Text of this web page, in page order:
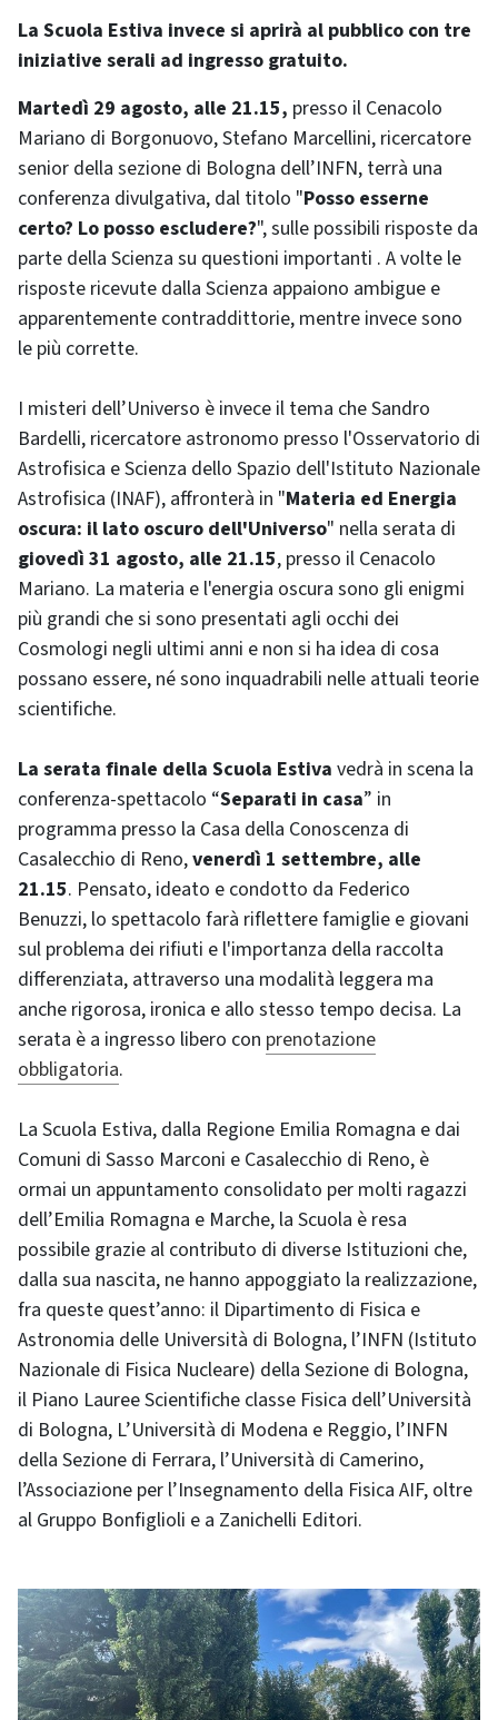
La Scuola Estiva invece si aprirà al pubblico con tre
iniziative serali ad ingresso gratuito.
Martedì 29 agosto, alle 21.15, presso il Cenacolo
Mariano di Borgonuovo, Stefano Marcellini, ricercatore
senior della sezione di Bologna dell’INFN, terrà una
conferenza divulgativa, dal titolo "Posso esserne
certo? Lo posso escludere?", sulle possibili risposte da
parte della Scienza su questioni importanti . A volte le
risposte ricevute dalla Scienza appaiono ambigue e
apparentemente contraddittorie, mentre invece sono
le più corrette.
I misteri dell’Universo è invece il tema che Sandro
Bardelli, ricercatore astronomo presso l'Osservatorio di
Astrofisica e Scienza dello Spazio dell'Istituto Nazionale
Astrofisica (INAF), affronterà in "Materia ed Energia
oscura: il lato oscuro dell'Universo" nella serata di
giovedì 31 agosto, alle 21.15, presso il Cenacolo
Mariano. La materia e l'energia oscura sono gli enigmi
più grandi che si sono presentati agli occhi dei
Cosmologi negli ultimi anni e non si ha idea di cosa
possano essere, né sono inquadrabili nelle attuali teorie
scientifiche.
La serata finale della Scuola Estiva vedrà in scena la
conferenza-spettacolo “Separati in casa” in
programma presso la Casa della Conoscenza di
Casalecchio di Reno,venerdì 1 settembre, alle
21.15. Pensato, ideato e condotto da Federico
Benuzzi, lo spettacolo farà riflettere famiglie e giovani
sul problema dei rifiuti e l'importanza della raccolta
differenziata, attraverso una modalità leggera ma
anche rigorosa, ironica e allo stesso tempo decisa. La
serata è a ingresso libero con prenotazione
obbligatoria.
La Scuola Estiva, dalla Regione Emilia Romagna e dai
Comuni di Sasso Marconi e Casalecchio di Reno, è
ormai un appuntamento consolidato per molti ragazzi
dell’Emilia Romagna e Marche, la Scuola è resa
possibile grazie al contributo di diverse Istituzioni che,
dalla sua nascita, ne hanno appoggiato la realizzazione,
fra queste quest’anno: il Dipartimento di Fisica e
Astronomia delle Università di Bologna, l’INFN (Istituto
Nazionale di Fisica Nucleare) della Sezione di Bologna,
il Piano Lauree Scientifiche classe Fisica dell’Università
di Bologna, L’Università di Modena e Reggio, l’INFN
della Sezione di Ferrara, l’Università di Camerino,
l’Associazione per l’Insegnamento della Fisica AIF, oltre
al Gruppo Bonfiglioli e a Zanichelli Editori.